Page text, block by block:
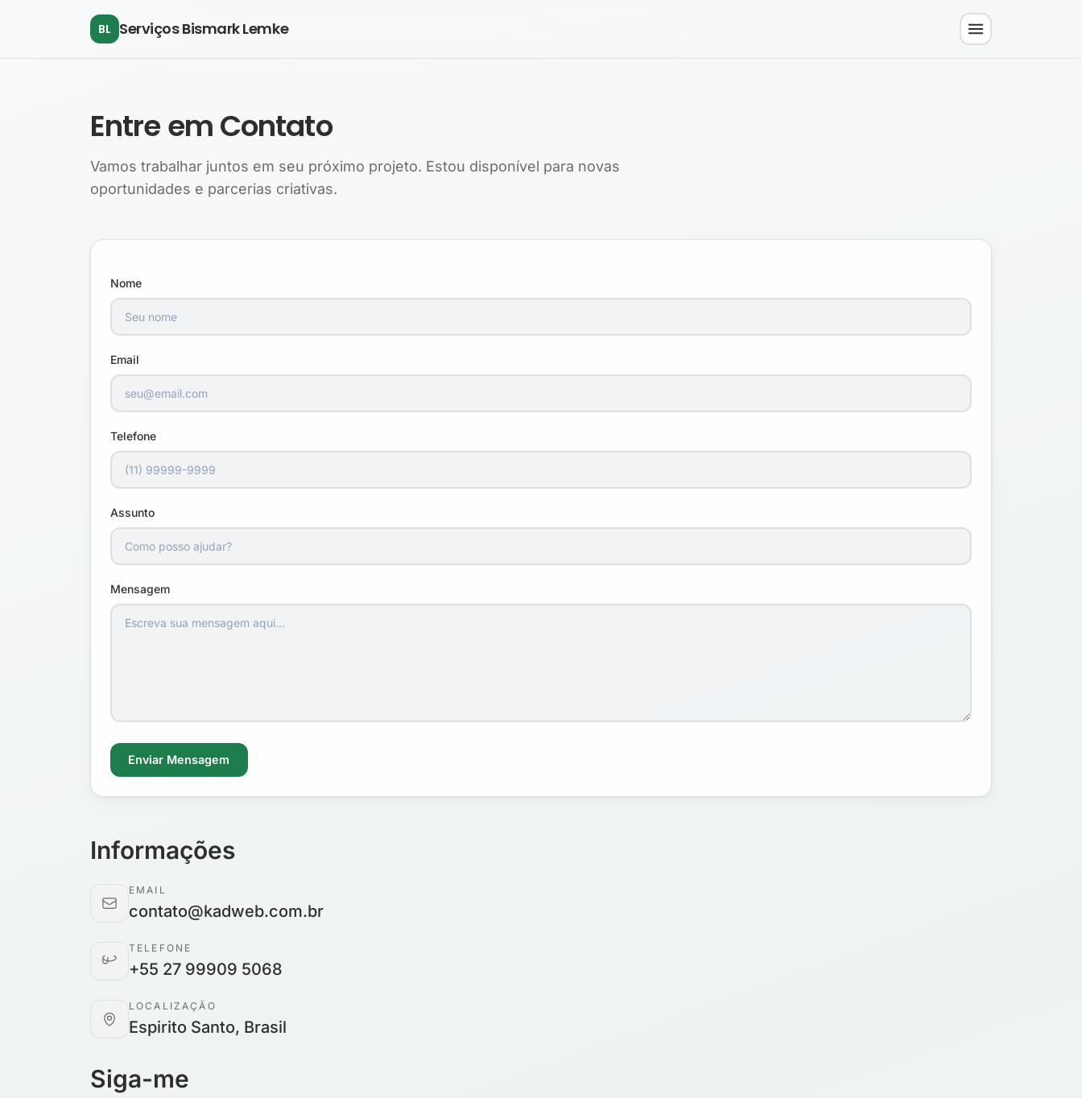
BL Serviços Bismark Lemke
Entre em Contato
Vamos trabalhar juntos em seu próximo projeto. Estou disponível para novas
oportunidades e parcerias criativas.
Nome
Email
Telefone
Assunto
Mensagem
Enviar Mensagem
Informações
EMAIL
contato@kadweb.com.br
TELEFONE
+55 27 99909 5068
LOCALIZAÇÃO
Espirito Santo, Brasil
Siga-me